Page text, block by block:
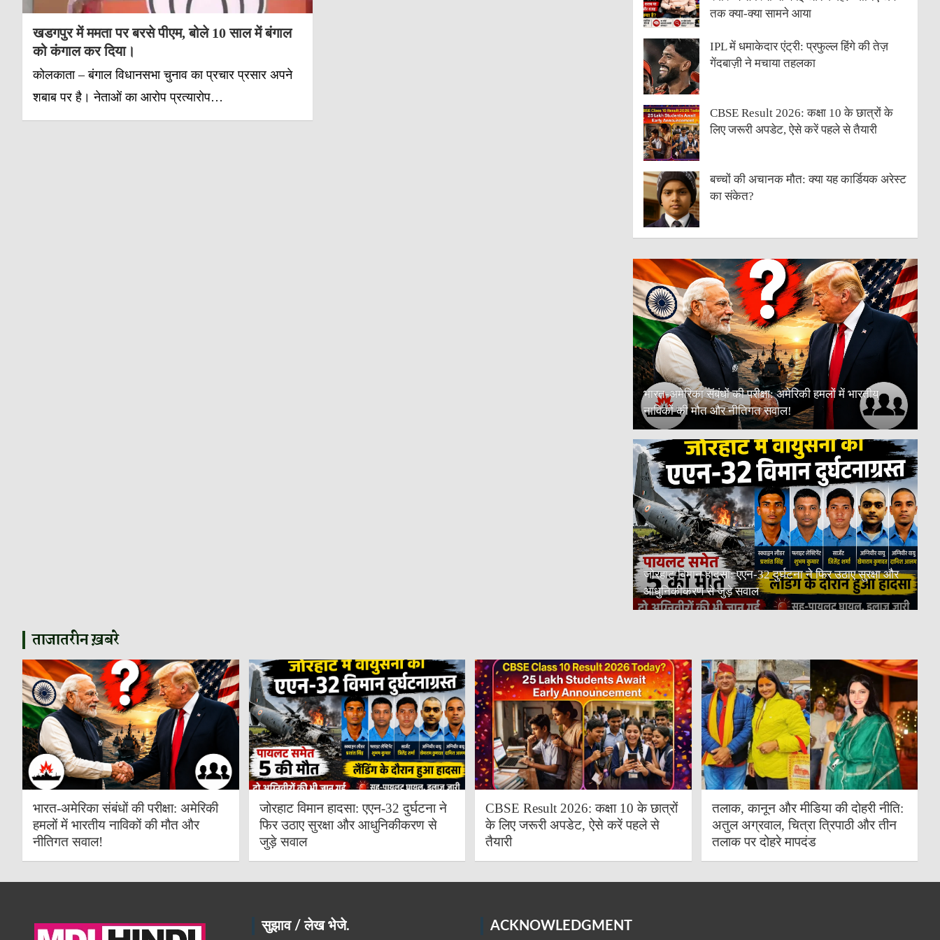
खडगपुर में ममता पर बरसे पीएम, बोले 10 साल में बंगाल
को कंगाल कर दिया।
कोलकाता – बंगाल विधानसभा चुनाव का प्रचार प्रसार अपने
शबाब पर है। नेताओं का आरोप प्रत्यारोप…
तक क्या-क्या सामने आया
IPL में धमाकेदार एंट्री: प्रफुल्ल हिंगे की तेज़
गेंदबाज़ी ने मचाया तहलका
CBSE Result 2026: कक्षा 10 के छात्रों के
लिए जरूरी अपडेट, ऐसे करें पहले से तैयारी
बच्चों की अचानक मौत: क्या यह कार्डियक अरेस्ट
का संकेत?
भारत-अमेरिका संबंधों की परीक्षा: अमेरिकी हमलों में भारतीय
नाविकों की मौत और नीतिगत सवाल!
जोरहाट विमान हादसा: एएन-32 दुर्घटना ने फिर उठाए सुरक्षा और
आधुनिकीकरण से जुड़े सवाल
ताजातरीन ख़बरे
भारत-अमेरिका संबंधों की परीक्षा: अमेरिकी
हमलों में भारतीय नाविकों की मौत और
नीतिगत सवाल!
जोरहाट विमान हादसा: एएन-32 दुर्घटना ने
फिर उठाए सुरक्षा और आधुनिकीकरण से
जुड़े सवाल
CBSE Result 2026: कक्षा 10 के छात्रों
के लिए जरूरी अपडेट, ऐसे करें पहले से
तैयारी
तलाक, कानून और मीडिया की दोहरी नीति:
अतुल अग्रवाल, चित्रा त्रिपाठी और तीन
तलाक पर दोहरे मापदंड
सुझाव / लेख भेजे. ACKNOWLEDGMENT